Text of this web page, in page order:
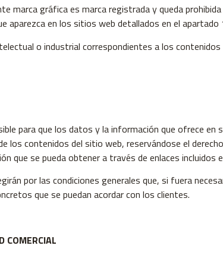
marca gráfica es marca registrada y queda
aparezca en los sitios web detallados en el
o industrial correspondientes a los
para que los datos y la información que ofrece
los contenidos del sitio web, reservándose el
que se pueda obtener a través de enlaces incluidos
por las condiciones generales que, si fuera
que se puedan acordar con los clientes.
COMERCIAL